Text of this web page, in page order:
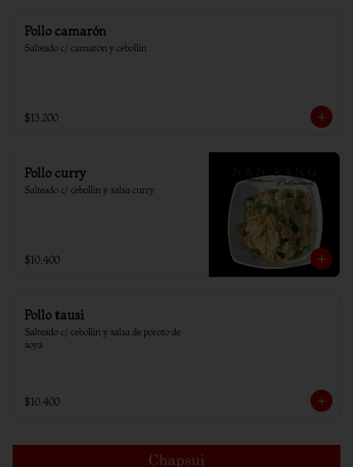
Pollo camarón
Salteado c/ camarón y cebollín
$13.200
Pollo curry
Salteado c/ cebollin y salsa curry
$10.400
Pollo tausi
Salteado c/ cebollin y salsa de poroto de
soya
$10.400